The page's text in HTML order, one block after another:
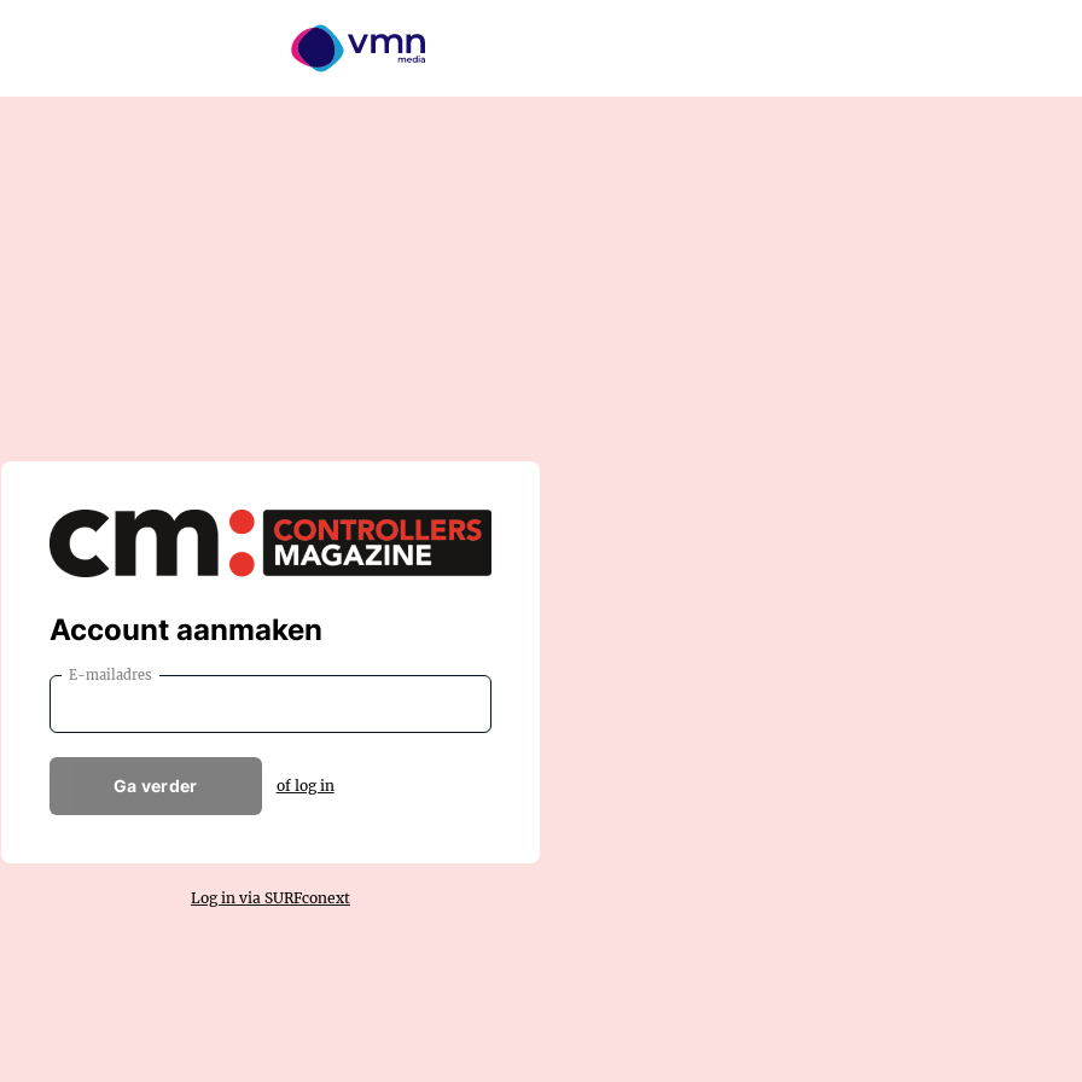
Account aanmaken
E-mailadres
Ga verder of log in
Log in via SURFconext